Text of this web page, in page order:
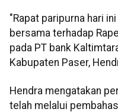
"Rapat paripurna hari
bersama terhadap
pada PT bank
Kabupaten Paser,
Hendra mengatakan
telah melalui